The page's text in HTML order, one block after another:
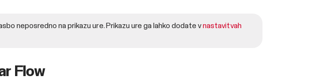
neposredno na prikazu ure. Prikazu ure ga lahko dodate vnastavitvah
Flow